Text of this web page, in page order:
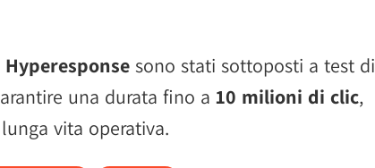
sono stati sottoposti a test di
una durata fino a 10 milioni di clic,
vita operativa.